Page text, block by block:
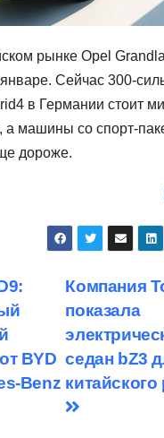
рынке Opel
Сейчас 300-
в Германии стоит
а машины со спорт-
дороже.
Компания
показала
седан bZ3
BYD
Benz